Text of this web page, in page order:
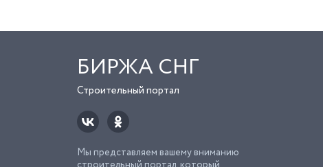
БИРЖА СНГ
Строительный портал
Мы представляем вашему вниманию